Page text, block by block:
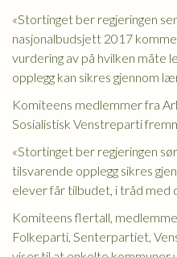
«Stortinget ber regjeringen
nasjonalbudsjett 2017
vurdering av på hvilken måte
opplegg kan sikres gjennom
Komiteens medlemmer fra
Sosialistisk Venstreparti
«Stortinget ber regjeringen
tilsvarende opplegg sikres
elever får tilbudet, i tråd med
Komiteens flertall,
Folkeparti, Senterpartiet,